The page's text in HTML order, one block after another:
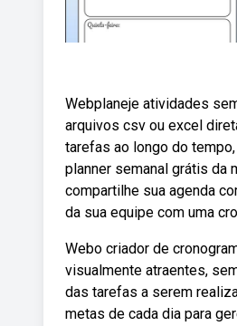
Webplaneje atividades
arquivos csv ou excel
tarefas ao longo do
planner semanal grátis da
compartilhe sua agenda
da sua equipe com uma
Webo criador de
visualmente atraentes,
das tarefas a serem
metas de cada dia para